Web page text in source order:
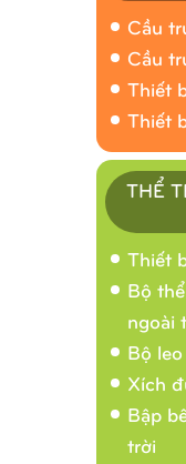
Cầu
Cầu
Thiết
Thiết
THỂ
Thiết
Bộ
ngoài
Bộ
Xích
Bập
trời